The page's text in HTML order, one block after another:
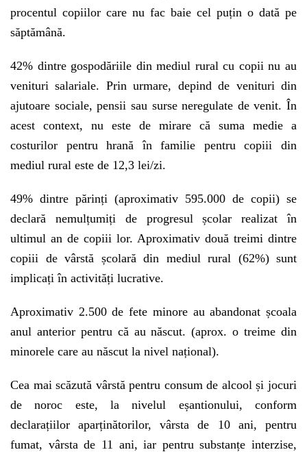
procentul copiilor care nu fac baie cel puțin o dată pe
săptămână.
42% dintre gospodăriile din mediul rural cu copii nu au
venituri salariale. Prin urmare, depind de venituri din
ajutoare sociale, pensii sau surse neregulate de venit. În
acest context, nu este de mirare că suma medie a
costurilor pentru hrană în familie pentru copiii din
mediul rural este de 12,3 lei/zi.
49% dintre părinți (aproximativ 595.000 de copii) se
declară nemulțumiți de progresul școlar realizat în
ultimul an de copiii lor. Aproximativ două treimi dintre
copiii de vârstă școlară din mediul rural (62%) sunt
implicați în activități lucrative.
Aproximativ 2.500 de fete minore au abandonat școala
anul anterior pentru că au născut. (aprox. o treime din
minorele care au născut la nivel național).
Cea mai scăzută vârstă pentru consum de alcool și jocuri
de noroc este, la nivelul eșantionului, conform
declarațiilor aparținătorilor, vârsta de 10 ani, pentru
fumat, vârsta de 11 ani, iar pentru substanțe interzise,